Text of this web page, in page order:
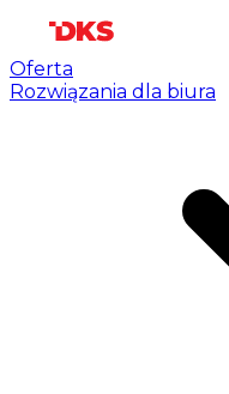
Oferta
Rozwiązania dla biura